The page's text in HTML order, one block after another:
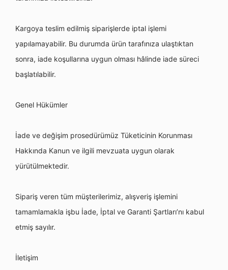
Kargoya teslim edilmiş siparişlerde iptal işlemi
yapılamayabilir. Bu durumda ürün tarafınıza ulaştıktan
sonra, iade koşullarına uygun olması hâlinde iade süreci
başlatılabilir.
Genel Hükümler
İade ve değişim prosedürümüz Tüketicinin Korunması
Hakkında Kanun ve ilgili mevzuata uygun olarak
yürütülmektedir.
Sipariş veren tüm müşterilerimiz, alışveriş işlemini
tamamlamakla işbu İade, İptal ve Garanti Şartları’nı kabul
etmiş sayılır.
İletişim